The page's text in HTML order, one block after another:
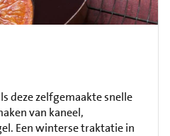
deze zelfgemaakte snelle
van kaneel,
Een winterse traktatie in